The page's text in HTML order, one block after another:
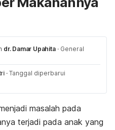
dr. Damar Upahita · General
· Tanggal diperbarui
masalah pada
terjadi pada anak yang